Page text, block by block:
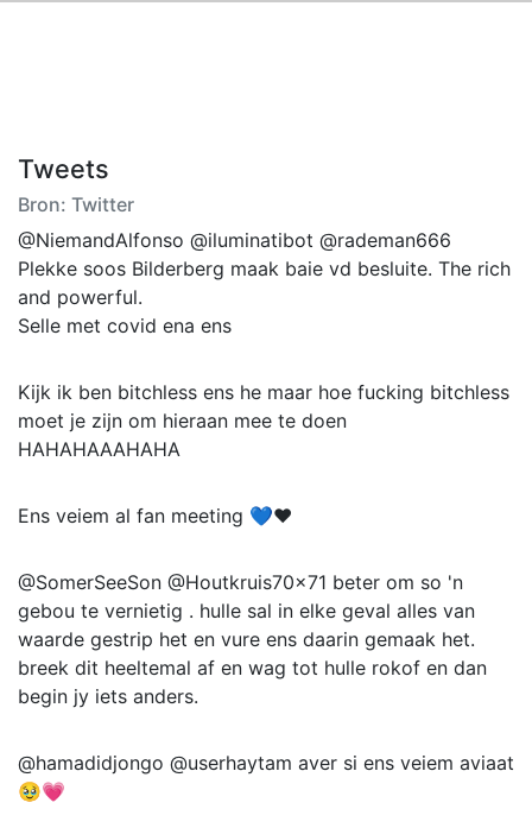
Tweets
Bron: Twitter
@NiemandAlfonso @iluminatibot @rademan666
Plekke soos Bilderberg maak baie vd besluite. The rich
and powerful.
Selle met covid ena ens
Kijk ik ben bitchless ens he maar hoe fucking bitchless
moet je zijn om hieraan mee te doen
HAHAHAAAHAHA
Ens veiem al fan meeting 💙❤️
@SomerSeeSon @Houtkruis70x71 beter om so 'n
gebou te vernietig . hulle sal in elke geval alles van
waarde gestrip het en vure ens daarin gemaak het.
breek dit heeltemal af en wag tot hulle rokof en dan
begin jy iets anders.
@hamadidjongo @userhaytam aver si ens veiem aviaat
🥹💗